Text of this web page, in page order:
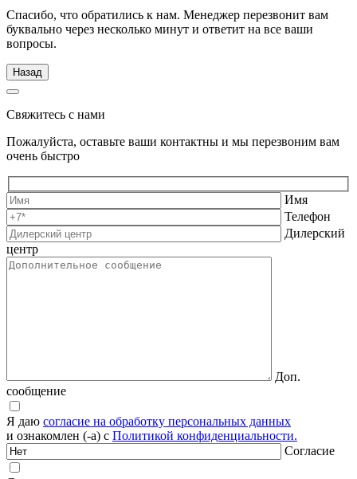
Спасибо, что обратились к нам. Менеджер перезвонит вам
буквально через несколько минут и ответит на все ваши
вопросы.
Назад
Свяжитесь с нами
Пожалуйста, оставьте ваши контактны и мы перезвоним вам
очень быстро
Имя
Телефон
Дилерский
центр
Доп.
сообщение
Я даю согласие на обработку персональных данных
и ознакомлен (-а) с Политикой конфиденциальности.
Согласие